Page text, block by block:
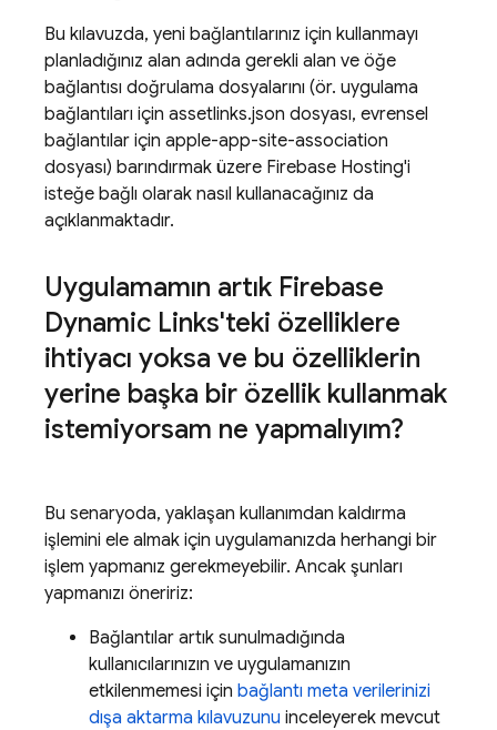
Bu kılavuzda, yeni bağlantılarınız için kullanmayı
planladığınız alan adında gerekli alan ve öğe
bağlantısı doğrulama dosyalarını (ör. uygulama
bağlantıları için assetlinks.json dosyası, evrensel
bağlantılar için apple-app-site-association
dosyası) barındırmak üzere Firebase Hosting'i
isteğe bağlı olarak nasıl kullanacağınız da
açıklanmaktadır.
Uygulamamın artık Firebase
Dynamic Links'teki özelliklere
ihtiyacı yoksa ve bu özelliklerin
yerine başka bir özellik kullanmak
istemiyorsam ne yapmalıyım?
Bu senaryoda, yaklaşan kullanımdan kaldırma
işlemini ele almak için uygulamanızda herhangi bir
işlem yapmanız gerekmeyebilir. Ancak şunları
yapmanızı öneririz:
Bağlantılar artık sunulmadığında
kullanıcılarınızın ve uygulamanızın
etkilenmemesi için bağlantı meta verilerinizi
dışa aktarma kılavuzunu inceleyerek mevcut